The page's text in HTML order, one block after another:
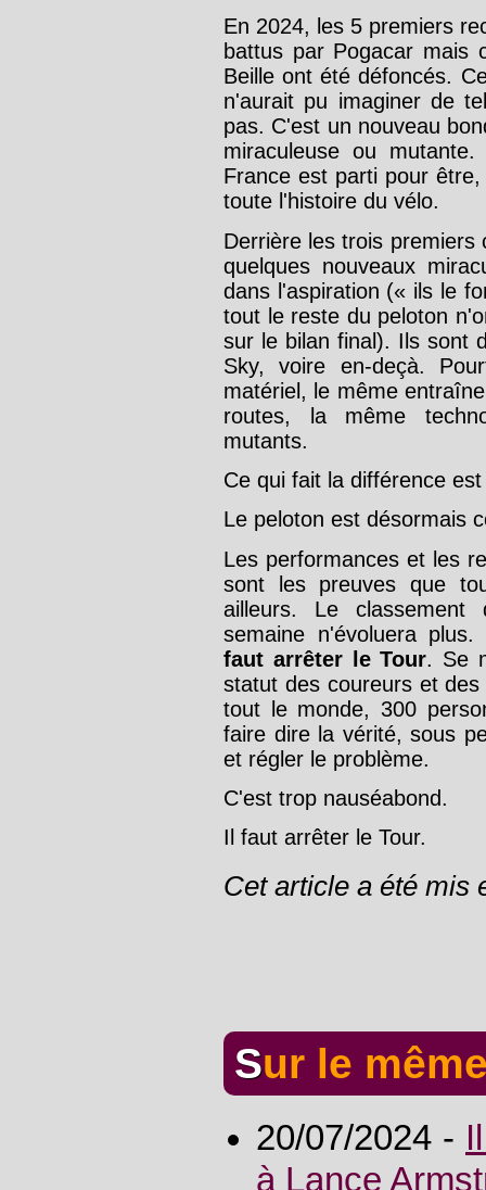
En 2024, les 5 premiers
battus par Pogacar mais
Beille ont été défoncés.
n'aurait pu imaginer de
pas. C'est un nouveau
miraculeuse ou
France est parti pour
toute l'histoire du vélo.
Derrière les trois premiers
quelques nouveaux
dans l'aspiration (« ils le
tout le reste du peloton
sur le bilan final). Ils sont
Sky, voire en-deçà.
matériel, le même
routes, la même
mutants.
Ce qui fait la différence
Le peloton est désormais
Les performances et les
sont les preuves que
ailleurs. Le
semaine n'évoluera
faut arrêter le Tour. Se
statut des coureurs et
tout le monde, 300
faire dire la vérité, sous
et régler le problème.
C'est trop nauséabond.
Il faut arrêter le Tour.
Cet article a été mis
Sur le
20/07/2024 -
à Lance